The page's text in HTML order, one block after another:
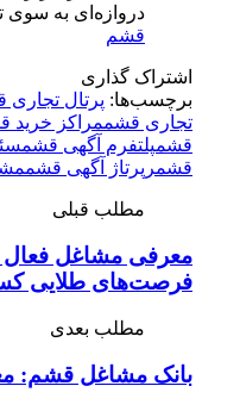
دروازه‌ای به سوی
قشم
اشتراک گذاری
برچسب‌ها: پرتال
تجاری قشممراکز خرید
قشمپلتفرم آگهی قشم
قشمرپرتاژ آگهی قشم
مطلب قبلی
معرفی مشاغل
فرصت‌های طلایی
مطلب بعدی
بانک مشاغل قشم: